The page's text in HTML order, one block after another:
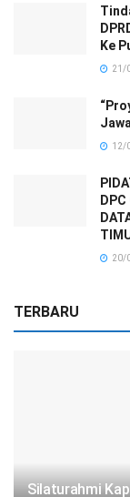
Ke
21/
12/
20/
TERBARU
Silaturahmi